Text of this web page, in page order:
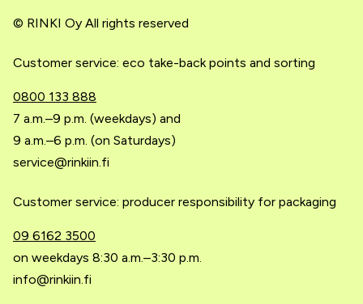
© RINKI Oy All rights reserved
Customer service: eco take-back points and sorting
0800 133 888
7 a.m.–9 p.m. (weekdays) and
9 a.m.–6 p.m. (on Saturdays)
service@rinkiin.fi
Customer service: producer responsibility for packaging
09 6162 3500
on weekdays 8:30 a.m.–3:30 p.m.
info@rinkiin.fi